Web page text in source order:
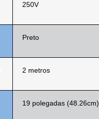
250V
Preto
2 metros
19 polegadas (48.26cm)